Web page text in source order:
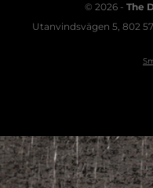
© 2026 - The
Utanvindsvägen 5, 802